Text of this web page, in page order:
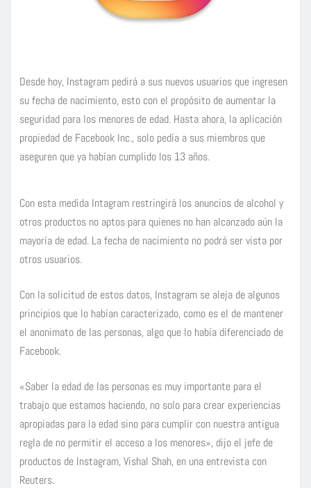
Desde hoy, Instagram pedirá a sus nuevos usuarios que ingresen
su fecha de nacimiento, esto con el propósito de aumentar la
seguridad para los menores de edad. Hasta ahora, la aplicación
propiedad de Facebook Inc., solo pedía a sus miembros que
aseguren que ya habían cumplido los 13 años.
Con esta medida Intagram restringirá los anuncios de alcohol y
otros productos no aptos para quienes no han alcanzado aún la
mayoría de edad. La fecha de nacimiento no podrá ser vista por
otros usuarios.
Con la solicitud de estos datos, Instagram se aleja de algunos
principios que lo habían caracterizado, como es el de mantener
el anonimato de las personas, algo que lo había diferenciado de
Facebook.
«Saber la edad de las personas es muy importante para el
trabajo que estamos haciendo, no solo para crear experiencias
apropiadas para la edad sino para cumplir con nuestra antigua
regla de no permitir el acceso a los menores», dijo el jefe de
productos de Instagram, Vishal Shah, en una entrevista con
Reuters.